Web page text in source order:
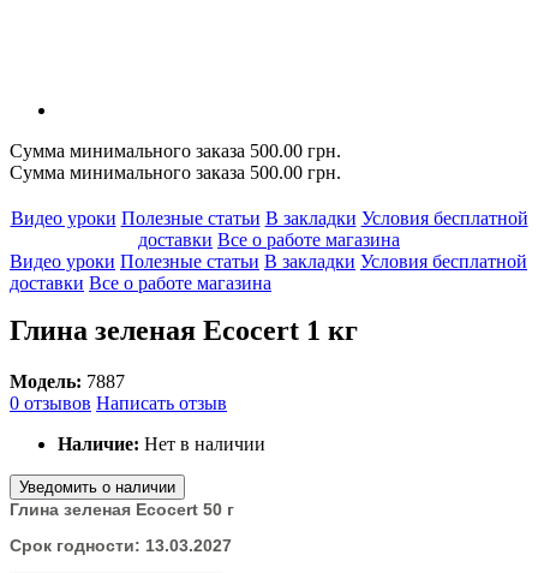
Сумма минимального заказа 500.00 грн.
Сумма минимального заказа 500.00 грн.
Видео уроки Полезные статьи В закладки Условия бесплатной
доставки Все о работе магазина
Видео уроки Полезные статьи В закладки Условия бесплатной
доставки Все о работе магазина
Глина зеленая Ecocert 1 кг
Модель: 7887
0 отзывов Написать отзыв
Наличие: Нет в наличии
Уведомить о наличии
Глина зеленая Ecocert 50 г
Срок годности: 13.03.2027